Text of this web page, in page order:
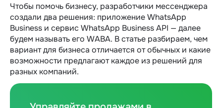
Чтобы помочь бизнесу, разработчики мессенджера
создали два решения: приложение WhatsApp
Business и сервис WhatsApp Business API — далее
будем называть его WABA. В статье разбираем, чем
вариант для бизнеса отличается от обычных и какие
возможности предлагают каждое из решений для
разных компаний.